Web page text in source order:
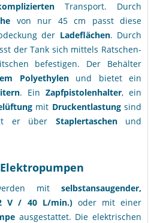
Transport. Durch
von nur 45 cm passt diese
der Ladeflächen. Durch
der Tank sich mittels Ratschen-
befestigen. Der Behälter
Polyethylenund bietet ein
. Ein Zapfpistolenhalter, ein
mit Druckentlastungsind
er über Staplertaschenund
mit selbstansaugender,
V / 40 L/min.)oder mit einer
ausgestattet. Die elektrischen